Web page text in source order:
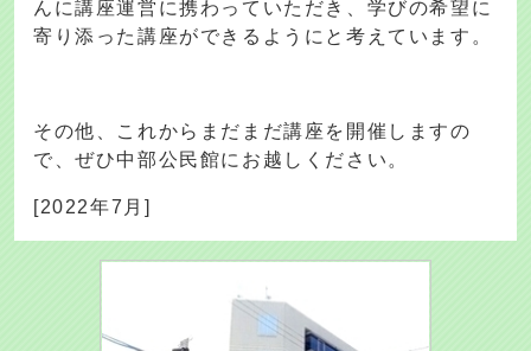
んに講座運営に携わっていただき、学びの希望に
寄り添った講座ができるようにと考えています。
その他、これからまだまだ講座を開催しますの
で、ぜひ中部公民館にお越しください。
[2022年7月]